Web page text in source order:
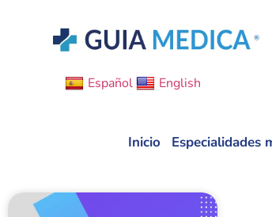
Español English
Inicio Especialidades